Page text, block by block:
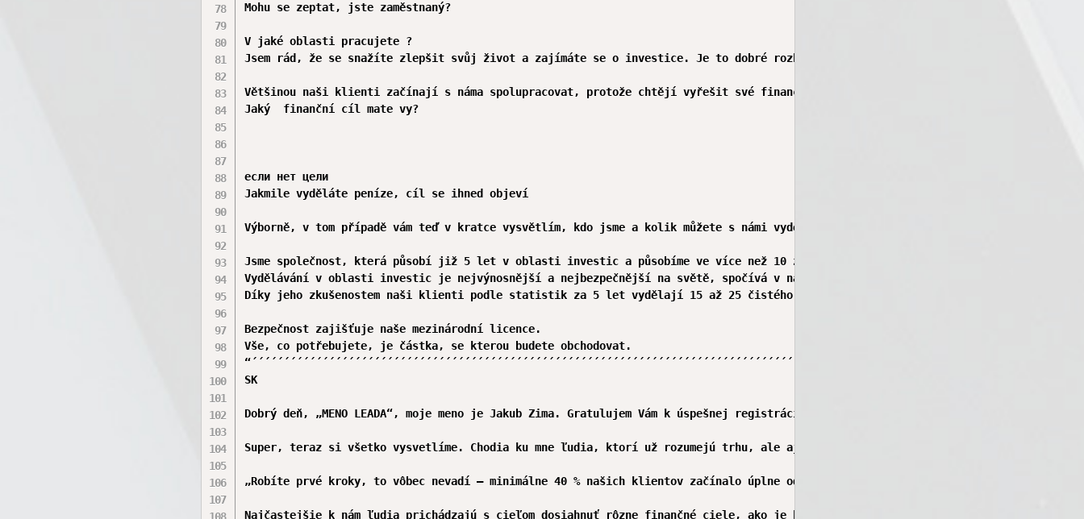
Mohu se zeptat, jste zaměstnaný?
V jaké oblasti pracujete ?
Jsem rád, že se snažíte zlepšit svůj život a zajímáte se o investice. Je to dobré rozhodnutí a pokud budete spolupracovat s
Většinou naši klienti začínají s náma spolupracovat, protože chtějí vyřešit své finanční problémy, splatit hypotéku, zaplatit
Jaký  finanční cíl mate vy?
если нет цели
Jakmile vyděláte peníze, cíl se ihned objeví
Výborně, v tom případě vám teď v kratce vysvětlím, kdo jsme a kolik můžete s námi vydělat.
Jsme společnost, která působí již 5 let v oblasti investic a působíme ve více než 10 zemích světa.
Vydělávání v oblasti investic je nejvýnosnější a nejbezpečnější na světě, spočívá v nákupu za nižší cenu a prodeji za vyšší
Díky jeho zkušenostem naši klienti podle statistik za 5 let vydělají 15 až 25 čistého příjmu.
Bezpečnost zajišťuje naše mezinárodní licence.
Vše, co potřebujete, je částka, se kterou budete obchodovat.
SK
Dobrý deň, „MENO LEADA“, moje meno je Jakub Zima. Gratulujem Vám k úspešnej registrácii do projektu „NÁZOV PROJEKTU“.
Super, teraz si všetko vysvetlíme. Chodia ku mne ľudia, ktorí už rozumejú trhu, ale aj úplní začiatočníci. Aké skúsenosti máte Vy?
„Robíte prvé kroky, to vôbec nevadí — minimálne 40 % našich klientov začínalo úplne od nuly. Človeka je jednoduchšie naučiť
Najčastejšie k nám ľudia prichádzajú s cieľom dosiahnuť rôzne finančné ciele, ako je kúpa nehnuteľnosti, auta, riešenie